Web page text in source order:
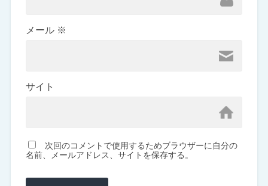
メール ※
サイト
次回のコメントで使用するためブラウザーに自分の
名前、メールアドレス、サイトを保存する。